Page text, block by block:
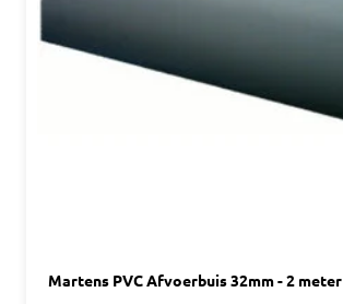
Martens PVC Afvoerbuis 32mm - 2 meter